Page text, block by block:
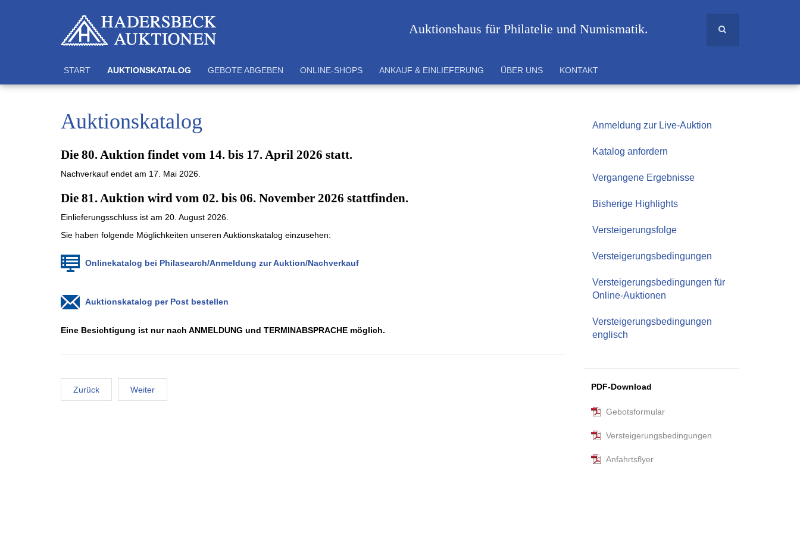
Auktionshaus für Philatelie und Numismatik.
START AUKTIONSKATALOG GEBOTE ABGEBEN ONLINE-SHOPS ANKAUF & EINLIEFERUNG ÜBER UNS KONTAKT
Auktionskatalog
Die 80. Auktion findet vom 14. bis 17. April 2026 statt.
Nachverkauf endet am 17. Mai 2026.
Die 81. Auktion wird vom 02. bis 06. November 2026 stattfinden.
Einlieferungsschluss ist am 20. August 2026.
Sie haben folgende Möglichkeiten unseren Auktionskatalog einzusehen:
Onlinekatalog bei Philasearch/Anmeldung zur Auktion/Nachverkauf
Auktionskatalog per Post bestellen
Eine Be­sich­ti­gung ist nur nach AN­MEL­DUNG und TER­MIN­AB­SPRACHE möglich.
Zurück Weiter
Anmeldung zur Live-Auktion
Katalog anfordern
Vergangene Ergebnisse
Bisherige Highlights
Versteigerungsfolge
Versteigerungsbedingungen
Versteigerungsbedingungen für
Online-Auktionen
Versteigerungsbedingungen
englisch
PDF-Download
Gebotsformular
Versteigerungsbedingungen
Anfahrtsflyer